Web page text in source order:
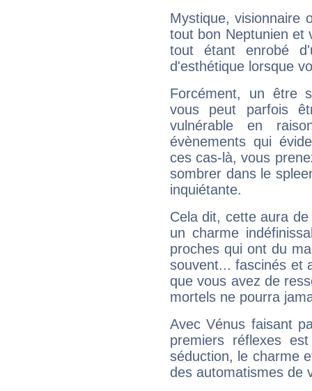
Mystique, visionnaire
tout bon Neptunien et
tout étant enrobé
d'esthétique lorsque
Forcément, un être
vous peut parfois
vulnérable en
évènements qui
ces cas-là, vous
sombrer dans le
inquiétante.
Cela dit, cette aura
un charme
proches qui ont du
souvent... fascinés et
que vous avez de
mortels ne pourra
Avec Vénus faisant
premiers réflexes
séduction, le charme
des automatismes de